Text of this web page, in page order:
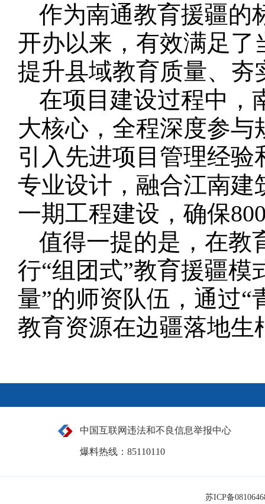
作为南通教育援疆的
开办以来，有效满足
提升县域教育质量、夯
在项目建设过程中，
大核心，全程深度参
引入先进项目管理经
专业设计，融合江南建
一期工程建设，确保
值得一提的是，在教
行“组团式”教育援疆模
量”的师资队伍，通过“
教育资源在边疆落地生
中国互联网违法和不良信息举报中心
爆料热线：85110110
苏ICP备